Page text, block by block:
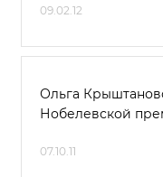
09.02.12
Ольга
Нобелевской
07.10.11